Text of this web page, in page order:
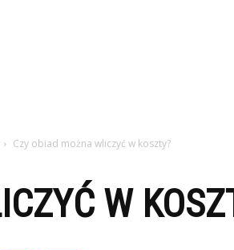
Czy obiad można wliczyć w koszty?
W